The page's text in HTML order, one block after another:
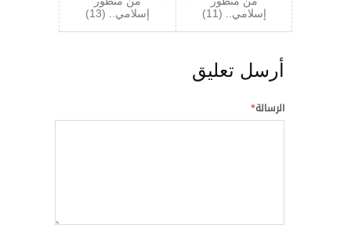
إسلامي.. (11)
إسلامي.. (13)
أرسل تعليق
الرسالة*